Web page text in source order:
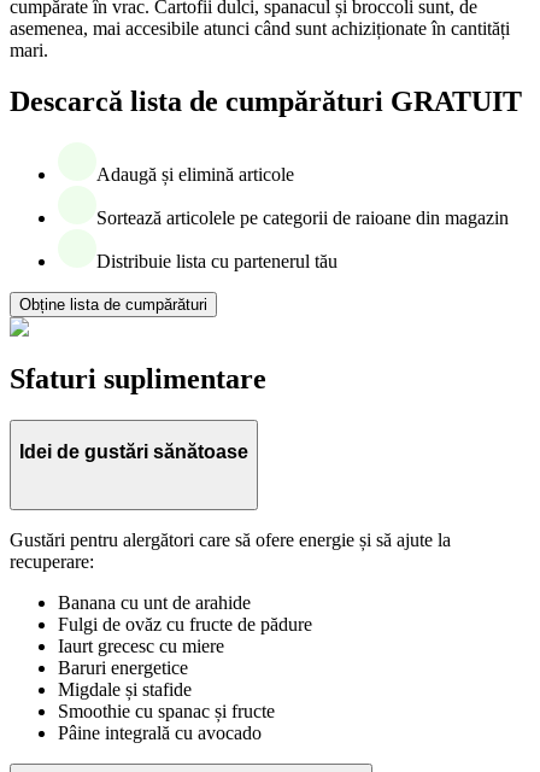
cumpărate în vrac. Cartofii dulci, spanacul și broccoli sunt, de
asemenea, mai accesibile atunci când sunt achiziționate în cantități
mari.
Descarcă lista de cumpărături GRATUIT
Adaugă și elimină articole
Sortează articolele pe categorii de raioane din magazin
Distribuie lista cu partenerul tău
Obține lista de cumpărături
Sfaturi suplimentare
Idei de gustări sănătoase
Gustări pentru alergători care să ofere energie și să ajute la
recuperare:
Banana cu unt de arahide
Fulgi de ovăz cu fructe de pădure
Iaurt grecesc cu miere
Baruri energetice
Migdale și stafide
Smoothie cu spanac și fructe
Pâine integrală cu avocado